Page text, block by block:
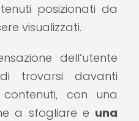
posizionati da
visualizzati.
dell’utente
trovarsi davanti
con una
a sfogliare e una